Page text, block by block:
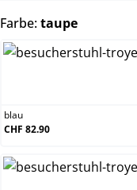
Farbe:taupeauswählen
blau
CHF 82.90